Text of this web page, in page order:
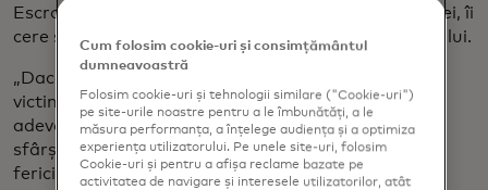
Escrocul oglindește convingerile și interesele victimei, îi
cere sfatul, o face să se simtă ca în centrul universului.
„Dacă ai o stimă de sine scăzută, așa cum au multe
victime, sentimentul că ești important este cu
adevărat puternic”, spune Rowe. „E ca și cum: «În
sfârșit mă înțelege cineva».” „E rândul meu să fiu
fericit.”
Cum folosim cookie-uri și consimțământul
dumneavoastră
Folosim cookie-uri și tehnologii similare ("Cookie-uri")
pe site-urile noastre pentru a le îmbunătăți, a le
măsura performanța, a înțelege audiența și a optimiza
experiența utilizatorului. Pe unele site-uri, folosim
Cookie-uri și pentru a afișa reclame bazate pe
activitatea de navigare și interesele utilizatorilor, atât